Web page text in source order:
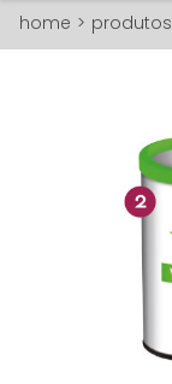
home produtos